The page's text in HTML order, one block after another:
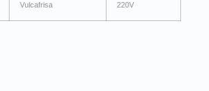
Vulcafrisa 220V